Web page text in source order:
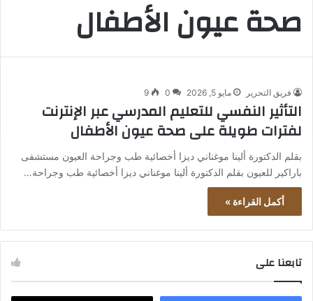
صحة عيون الأطفال
فريق التحرير مايو 5, 2026 0
9
التأثير النفسي للتعليم المدرسي عبر الإنترنت
لفترات طويلة على صحة عيون الأطفال
بقلم الدكتورة ألينا موغناني ديزا أخصائية طب وجراحة العيون مستشفى
باراكير للعيون بقلم الدكتورة ألينا موغناني ديزا أخصائية طب وجراحة…
أكمل القراءة »
تابعنا على